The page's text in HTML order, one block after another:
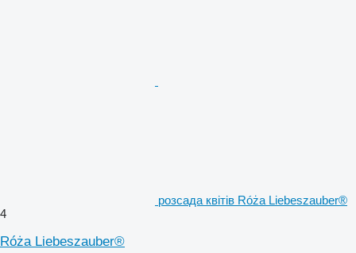
розсада квітів Róża Liebeszauber®
4
Róża Liebeszauber®